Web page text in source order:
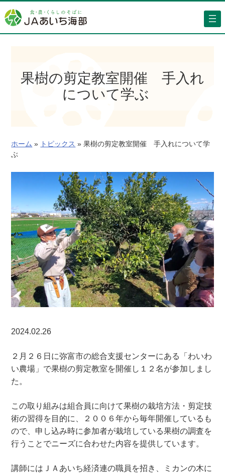
容
を
果樹の剪定教室開催 手入れ
について学ぶ
ホーム » トピックス » 果樹の剪定教室開催 手入れについて学
ぶ
2024.02.26
２月２６日に弥富市の総合支援センターにある「わいわ
い農場」で果樹の剪定教室を開催し１２名が参加しまし
た。
この取り組みは組合員に向けて果樹の栽培方法・剪定技
術の習得を目的に、２００６年から毎年開催しているも
ので、申し込み時に参加者が栽培している果樹の調査を
行うことでニーズに合わせた内容を提供しています。
講師にはＪＡあいち経済連の職員を招き、ミカンの木に